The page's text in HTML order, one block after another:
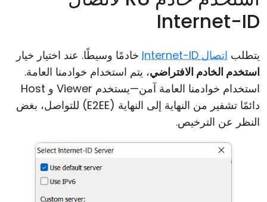
Internet-ID
يتطلب اتصال Internet-ID
خادمًا وسيطًا. عند اختيار خيار
استخدم الخادم الافتراضي، يتم استخدام خوادمنا العامة.
استخدام خوادمنا العامة آمن—يستخدم Viewer و Host
دائمًا تشفير من النهاية إلى النهاية (E2EE) للتواصل، بغض
النظر عن الترخيص.